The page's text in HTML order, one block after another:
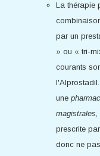
La thérapie
par un
» ou « tri-
courants
une
magistrales,
prescrite
donc ne